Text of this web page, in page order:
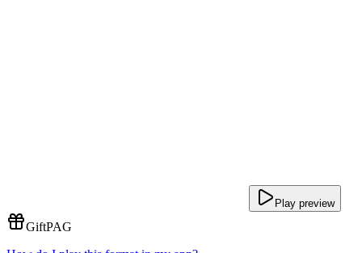
Play preview
GiftPAG